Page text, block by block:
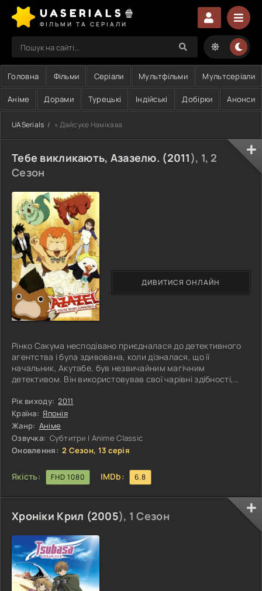
UASERIALS🍿
ФІЛЬМИ ТА СЕРІАЛИ
Головна Фільми Серіали Мультфільми Мультсеріали
Аніме Дорами Турецькі Індійські Добірки Анонси
UASerials » Дайсуке Намікава
Тебе викликають, Азазелю. (2011), 1, 2
Сезон
Рінко Сакума несподівано приєдналася до детективного
агентства і була здивована, коли дізналася, що її
начальник, Акутабе, був незвичайним магічним
детективом. Він використовував свої чарівні здібності,
вирішуючи проблеми звичайними методами. В їхньому
агентстві основний акцент робився на розслідуванні
справ, пов'язаних з проблемами серця, і їхня команда
включала декількох унікальних помічників. Одним з
головних співробітників був Азазель,
Рік виходу: 2011
Країна: Японія
Жанр: Аніме
Озвучка: Субтитри | Anime Classic
Оновлення: 2 Сезон, 13 серія
Якість: FHD 1080 IMDb: 6.8
ДИВИТИСЯ ОНЛАЙН
Хроніки Крил (2005), 1 Сезон